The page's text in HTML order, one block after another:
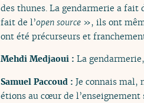
des thunes. La gendarmerie a
fait de l’open source », ils ont
ont été précurseurs et
Mehdi Medjaoui : La
Samuel Paccoud : Je connais mal,
étions au cœur de l’enseignement